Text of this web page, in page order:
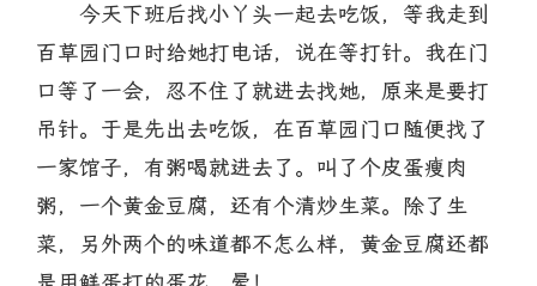
今天下班后找小丫头一起去吃饭，等我走到
百草园门口时给她打电话，说在等打针。我在门
口等了一会，忍不住了就进去找她，原来是要打
吊针。于是先出去吃饭，在百草园门口随便找了
一家馆子，有粥喝就进去了。叫了个皮蛋瘦肉
粥，一个黄金豆腐，还有个清炒生菜。除了生
菜，另外两个的味道都不怎么样，黄金豆腐还都